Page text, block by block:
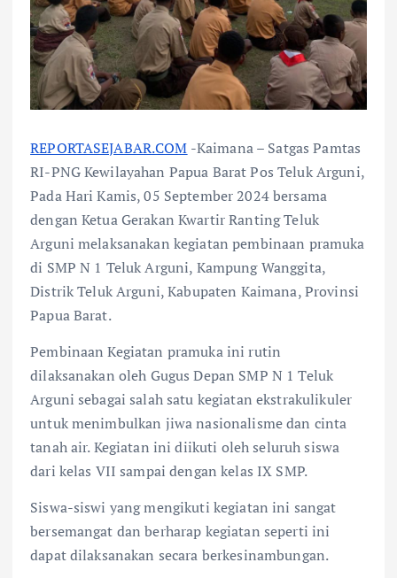
REPORTASEJABAR.COM -Kaimana – Satgas Pamtas
RI-PNG Kewilayahan Papua Barat Pos Teluk Arguni,
Pada Hari Kamis, 05 September 2024 bersama
dengan Ketua Gerakan Kwartir Ranting Teluk
Arguni melaksanakan kegiatan pembinaan pramuka
di SMP N 1 Teluk Arguni, Kampung Wanggita,
Distrik Teluk Arguni, Kabupaten Kaimana, Provinsi
Papua Barat.
Pembinaan Kegiatan pramuka ini rutin
dilaksanakan oleh Gugus Depan SMP N 1 Teluk
Arguni sebagai salah satu kegiatan ekstrakulikuler
untuk menimbulkan jiwa nasionalisme dan cinta
tanah air. Kegiatan ini diikuti oleh seluruh siswa
dari kelas VII sampai dengan kelas IX SMP.
Siswa-siswi yang mengikuti kegiatan ini sangat
bersemangat dan berharap kegiatan seperti ini
dapat dilaksanakan secara berkesinambungan.